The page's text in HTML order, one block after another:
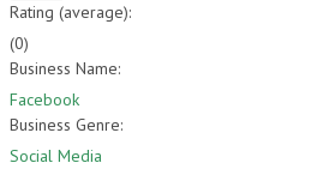
Rating (average):
(0)
Business Name:
Facebook
Business Genre:
Social Media